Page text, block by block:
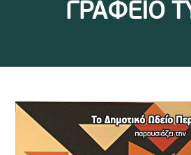
ΓΡΑΦΕΙΟ